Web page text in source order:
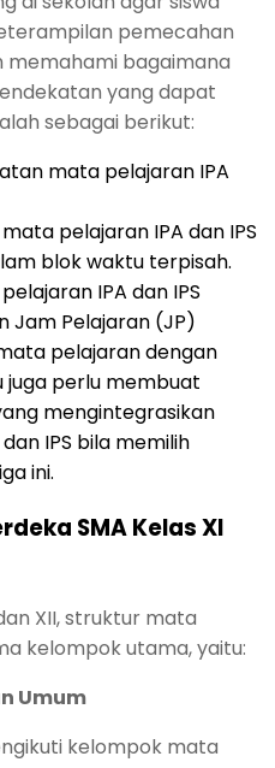
pemecahan
bagaimana
yang dapat
sebagai berikut:
mata pelajaran IPA
pelajaran IPA dan IPS
blok waktu terpisah.
IPA dan IPS
Jam Pelajaran (JP)
pelajaran dengan
juga perlu membuat
mengintegrasikan
IPS bila memilih
ini.
SMA Kelas XI
XII, struktur mata
kelompok utama, yaitu:
Umum
kelompok mata